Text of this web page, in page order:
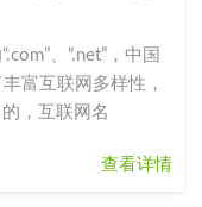
、“.net”，中国
富互联网多样性，
，互联网名
查看详情